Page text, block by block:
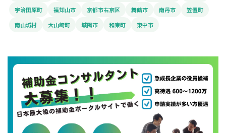
宇治田原町
福知山市 京都市右京区 舞鶴市 南丹市
笠置町
南山城村
大山崎町 城陽市 和束町 東中市